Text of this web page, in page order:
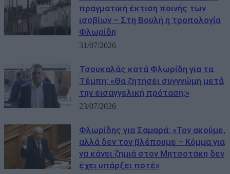
πραγματική έκτιση ποινής των
ισοβίων – Στη Βουλή η τροπολογία
Φλωρίδη
31/07/2026
Τσουκαλάς κατά Φλωρίδη για τα
Τέμπη: «Θα ζητήσει συγγνώμη μετά
την εισαγγελική πρόταση;»
23/07/2026
Φλωρίδης για Σαμαρά: «Τον ακούμε,
αλλά δεν τον βλέπουμε – Κόμμα για
να κάνει ζημιά στον Μητσοτάκη δεν
έχει υπάρξει ποτέ»